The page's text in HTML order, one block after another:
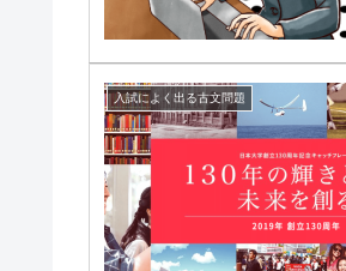
入試によく出る古文問題